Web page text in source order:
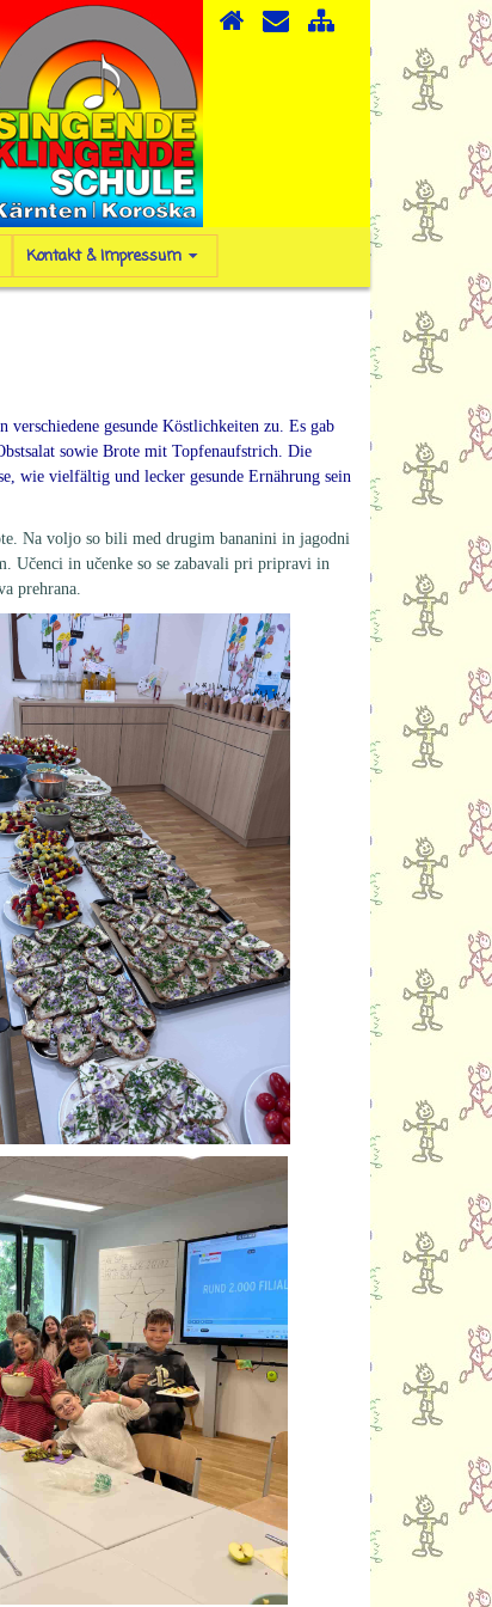
Kontakt & Impressum
gesunde Köstlichkeiten zu. Es gab
sowie Brote mit Topfenaufstrich. Die
wie vielfältig und lecker gesunde Ernährung sein
Na voljo so bili med drugim bananini in jagodni
Učenci in učenke so se zabavali pri pripravi in
prehrana.